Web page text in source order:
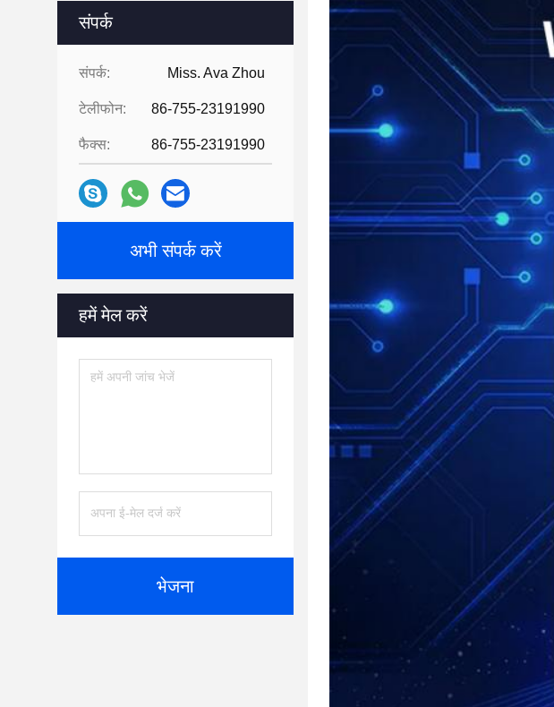
संपर्क
संपर्क: Miss. Ava Zhou
टेलीफोन: 86-755-23191990
फैक्स: 86-755-23191990
अभी संपर्क करें
हमें मेल करें
भेजना